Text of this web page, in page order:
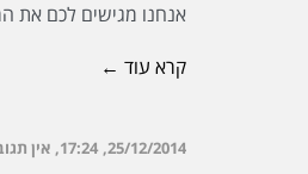
אנחנו מגישים לכם את
קרא עוד ←
25/12/2014
17:24 אין